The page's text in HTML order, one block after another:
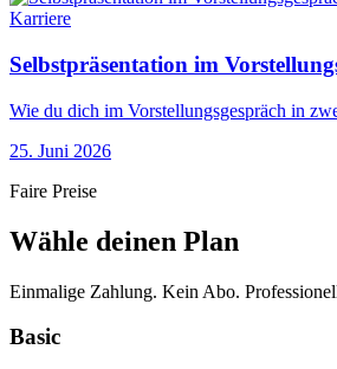
Karriere
Selbstpräsentation im
Wie du dich im Vorstellungsgespräch in
25. Juni 2026
Faire Preise
Wähle deinen Plan
Einmalige Zahlung. Kein Abo.
Basic